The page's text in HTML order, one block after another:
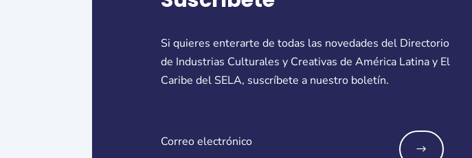
Si quieres enterarte de todas las novedades del Directorio
de Industrias Culturales y Creativas de América Latina y El
Caribe del SELA, suscríbete a nuestro boletín.
o